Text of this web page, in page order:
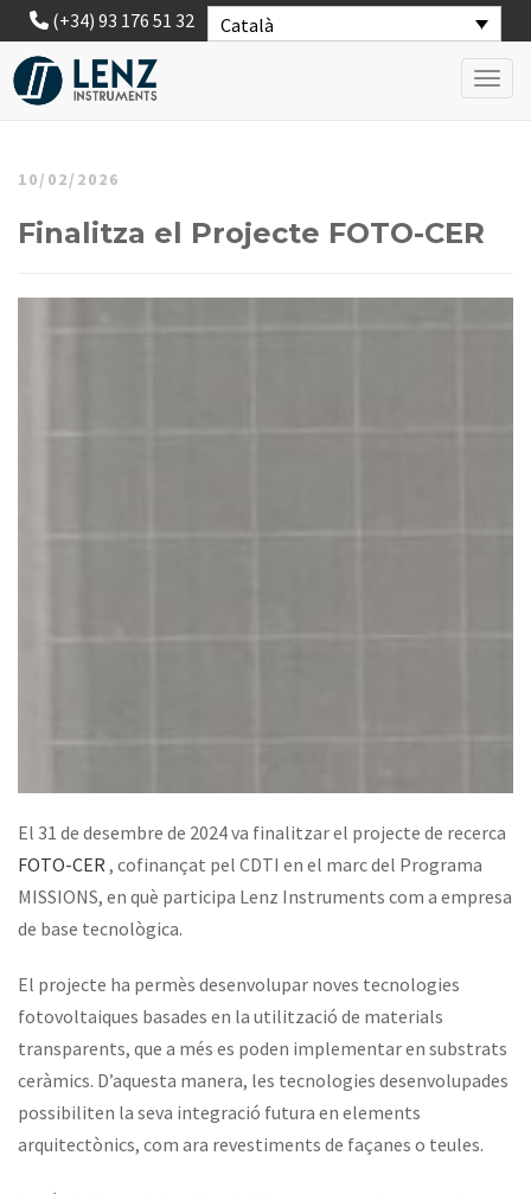
Català
(+34) 93 176 51 32
10/02/2026
Finalitza el Projecte FOTO-CER
El 31 de desembre de 2024 va finalitzar el projecte de recerca
FOTO-CER, cofinançat pel CDTI en el marc del Programa
MISSIONS, en què participa Lenz Instruments com a empresa
de base tecnològica.
El projecte ha permès desenvolupar noves tecnologies
fotovoltaiques basades en la utilització de materials
transparents, que a més es poden implementar en substrats
ceràmics. D’aquesta manera, les tecnologies desenvolupades
possibiliten la seva integració futura en elements
arquitectònics, com ara revestiments de façanes o teules.